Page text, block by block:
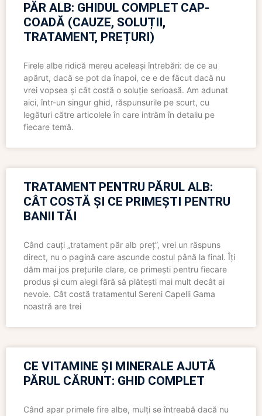
PĂR ALB: GHIDUL COMPLET CAP-
COADĂ (CAUZE, SOLUȚII,
TRATAMENT, PREȚURI)
Firele albe ridică mereu aceleași întrebări: de ce au
apărut, dacă se pot da înapoi, ce e de făcut dacă nu
vrei vopsea și cât costă o soluție serioasă. Am adunat
aici, într-un singur ghid, răspunsurile pe scurt, cu
legături către articolele în care intrăm în detaliu pe
fiecare temă.
TRATAMENT PENTRU PĂRUL ALB:
CÂT COSTĂ ȘI CE PRIMEȘTI PENTRU
BANII TĂI
Când cauți „tratament păr alb preț”, vrei un răspuns
direct, nu o pagină care ascunde costul până la final. Îți
dăm mai jos prețurile clare, ce primești pentru fiecare
produs și cum alegi fără să plătești mai mult decât ai
nevoie. Cât costă tratamentul Sereni Capelli Gama
noastră are trei
CE VITAMINE ȘI MINERALE AJUTĂ
PĂRUL CĂRUNT: GHID COMPLET
Când apar primele fire albe, mulți se întreabă dacă nu